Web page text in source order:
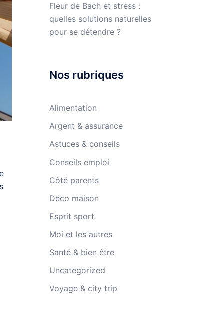
Fleur de Bach et stress :
quelles solutions naturelles
pour se détendre ?
Nos rubriques
Alimentation
Argent & assurance
Astuces & conseils
Conseils emploi
Côté parents
Déco maison
Esprit sport
Moi et les autres
Santé & bien être
Uncategorized
Voyage & city trip